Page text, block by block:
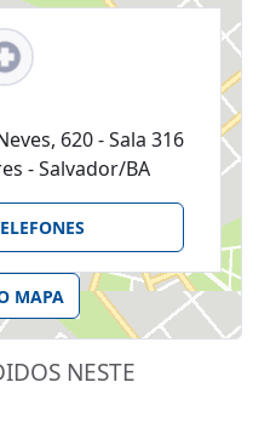
620 - Sala 316
- Salvador/BA
MAPA
NESTE